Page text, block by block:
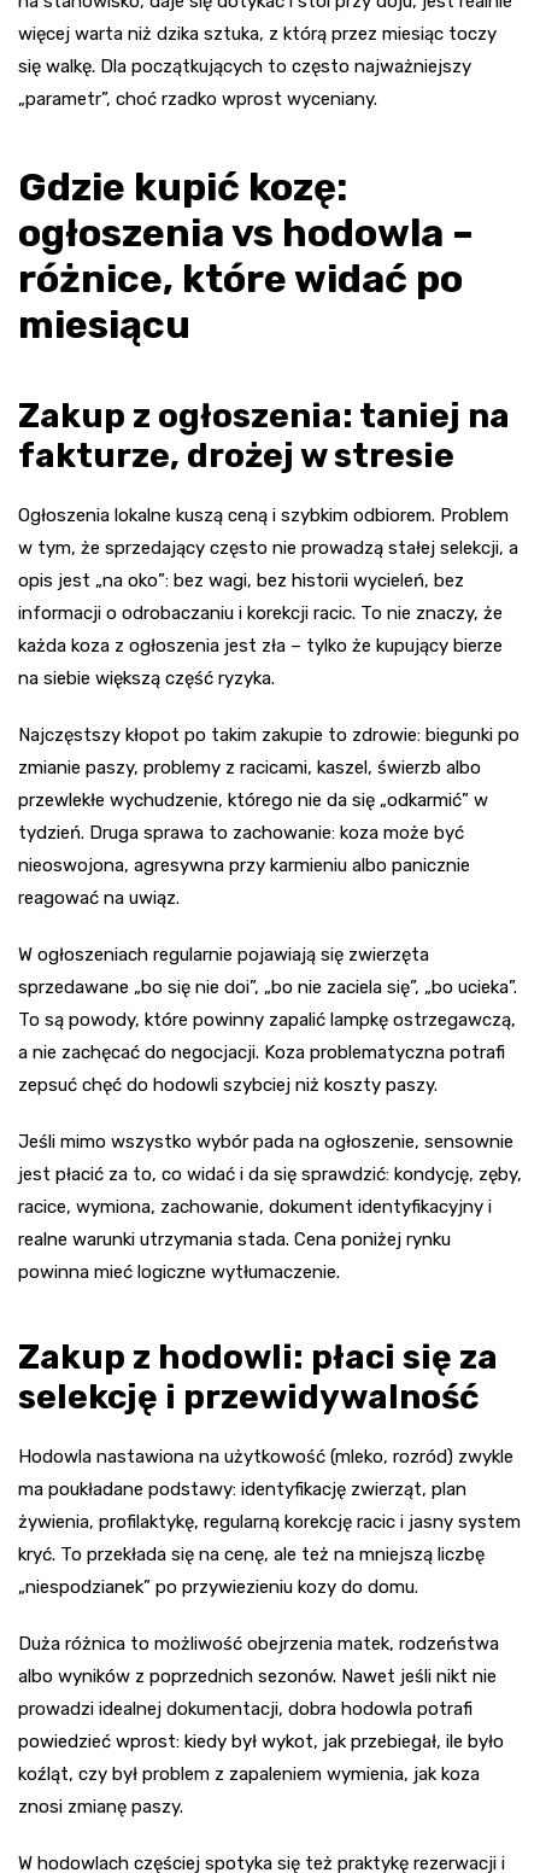
więcej warta niż dzika sztuka, z którą przez miesiąc toczy
się walkę. Dla początkujących to często najważniejszy
„parametr”, choć rzadko wprost wyceniany.
Gdzie kupić kozę:
ogłoszenia vs hodowla –
różnice, które widać po
miesiącu
Zakup z ogłoszenia: taniej na
fakturze, drożej w stresie
Ogłoszenia lokalne kuszą ceną i szybkim odbiorem. Problem
w tym, że sprzedający często nie prowadzą stałej selekcji, a
opis jest „na oko”: bez wagi, bez historii wycieleń, bez
informacji o odrobaczaniu i korekcji racic. To nie znaczy, że
każda koza z ogłoszenia jest zła – tylko że kupujący bierze
na siebie większą część ryzyka.
Najczęstszy kłopot po takim zakupie to zdrowie: biegunki po
zmianie paszy, problemy z racicami, kaszel, świerzb albo
przewlekłe wychudzenie, którego nie da się „odkarmić” w
tydzień. Druga sprawa to zachowanie: koza może być
nieoswojona, agresywna przy karmieniu albo panicznie
reagować na uwiąz.
W ogłoszeniach regularnie pojawiają się zwierzęta
sprzedawane „bo się nie doi”, „bo nie zaciela się”, „bo ucieka”.
To są powody, które powinny zapalić lampkę ostrzegawczą,
a nie zachęcać do negocjacji. Koza problematyczna potrafi
zepsuć chęć do hodowli szybciej niż koszty paszy.
Jeśli mimo wszystko wybór pada na ogłoszenie, sensownie
jest płacić za to, co widać i da się sprawdzić: kondycję, zęby,
racice, wymiona, zachowanie, dokument identyfikacyjny i
realne warunki utrzymania stada. Cena poniżej rynku
powinna mieć logiczne wytłumaczenie.
Zakup z hodowli: płaci się za
selekcję i przewidywalność
Hodowla nastawiona na użytkowość (mleko, rozród) zwykle
ma poukładane podstawy: identyfikację zwierząt, plan
żywienia, profilaktykę, regularną korekcję racic i jasny system
kryć. To przekłada się na cenę, ale też na mniejszą liczbę
„niespodzianek” po przywiezieniu kozy do domu.
Duża różnica to możliwość obejrzenia matek, rodzeństwa
albo wyników z poprzednich sezonów. Nawet jeśli nikt nie
prowadzi idealnej dokumentacji, dobra hodowla potrafi
powiedzieć wprost: kiedy był wykot, jak przebiegał, ile było
koźląt, czy był problem z zapaleniem wymienia, jak koza
znosi zmianę paszy.
W hodowlach częściej spotyka się też praktykę rezerwacji i